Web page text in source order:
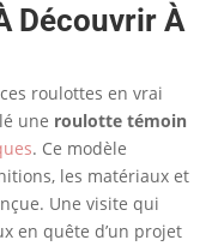
Découvrir À
roulottes en vrai
une roulotte témoin
. Ce modèle
les matériaux et
Une visite qui
en quête d’un projet